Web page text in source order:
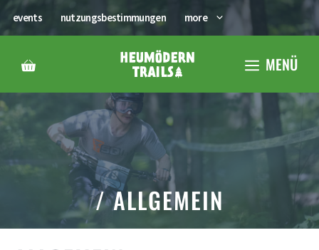
Inhalt
springen
events nutzungsbestimmungen more
MENÜ
/ ALLGEMEIN